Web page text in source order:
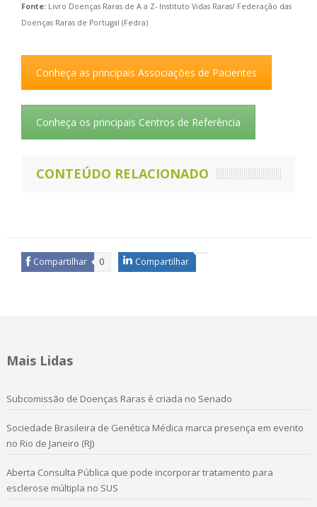
Fonte:Livro Doenças Raras de A a Z- Instituto Vidas Raras/ Federação das
Doenças Raras de Portugal (Fedra)
Conheça as principais Associações de Pacientes
Conheça os principais Centros de Referência
CONTEÚDO RELACIONADO
Compartilhar 0 Compartilhar
Mais Lidas
Subcomissão de Doenças Raras é criada no Senado
Sociedade Brasileira de Genética Médica marca presença em evento
no Rio de Janeiro (RJ)
Aberta Consulta Pública que pode incorporar tratamento para
esclerose múltipla no SUS